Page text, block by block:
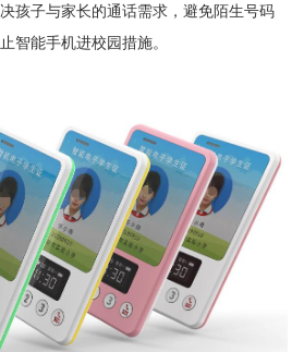
孩子与家长的通话需求，避免陌生号码
智能手机进校园措施。